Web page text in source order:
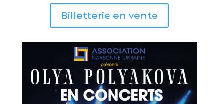
Billetterie en vente